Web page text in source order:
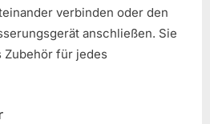
verbinden oder den
anschließen. Sie
für jedes